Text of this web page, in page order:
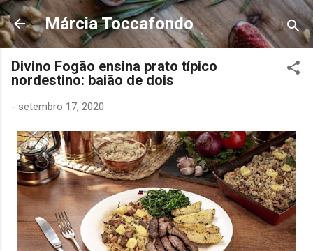
Pular para o
Márcia Toccafondo
Divino Fogão ensina prato típico
nordestino: baião de dois
- setembro 17, 2020